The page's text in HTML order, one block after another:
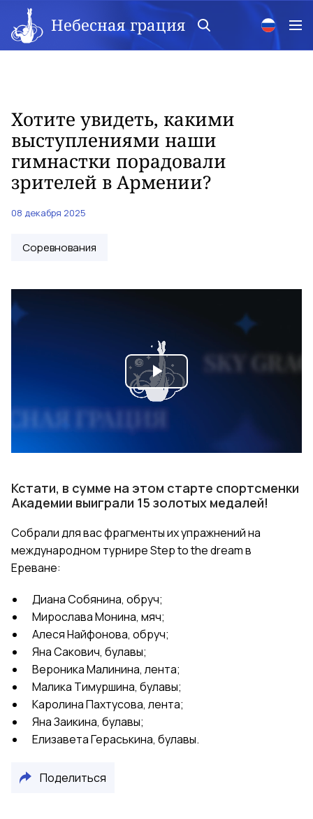
Небесная грация
Хотите увидеть, какими
выступлениями наши
гимнастки порадовали
зрителей в Армении?
08 декабря 2025
Соревнования
Play
Кстати, в сумме на этом старте спортсменки
Академии выиграли 15 золотых медалей!
Собрали для вас фрагменты их упражнений на
международном турнире Step to the dream в
Ереване:
Диана Собянина, обруч;
Мирослава Монина, мяч;
Алеся Найфонова, обруч;
Яна Сакович, булавы;
Вероника Малинина, лента;
Малика Тимуршина, булавы;
Каролина Пахтусова, лента;
Яна Заикина, булавы;
Елизавета Гераськина, булавы.
Поделиться